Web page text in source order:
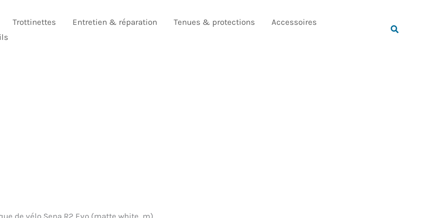
Trottinettes Entretien & réparation Tenues & protections
Accessoires
Rechercher
de vélo Sena R2 Evo (matte white, m)